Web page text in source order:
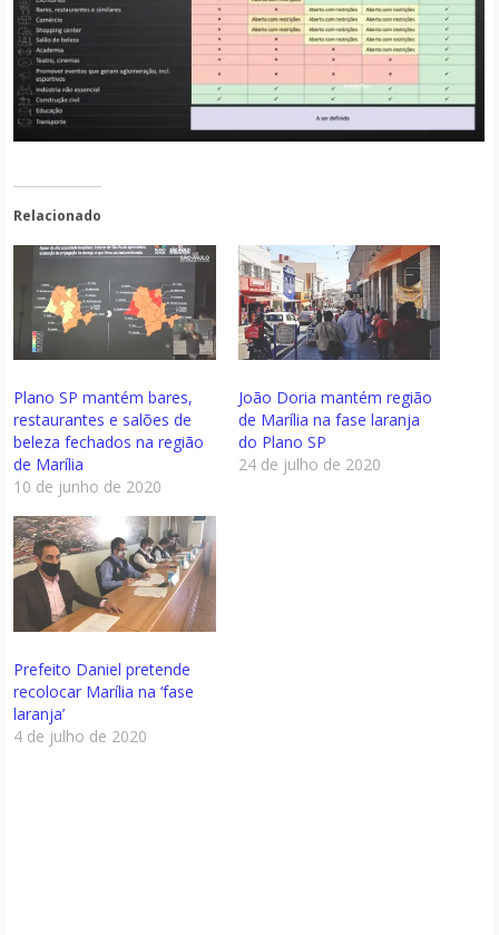
Relacionado
Plano SP mantém bares,
restaurantes e salões de
beleza fechados na região
de Marília
10 de junho de 2020
João Doria mantém região
de Marília na fase laranja
do Plano SP
24 de julho de 2020
Prefeito Daniel pretende
recolocar Marília na ‘fase
laranja’
4 de julho de 2020